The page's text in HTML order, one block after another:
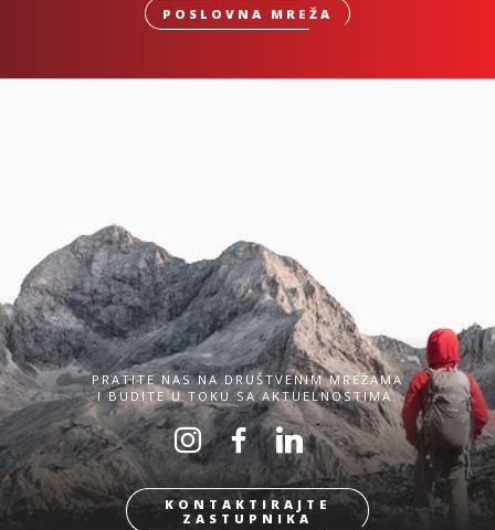
POSLOVNA MREŽA
PRATITE NAS NA DRUŠTVENIM MREŽAMA
I BUDITE U TOKU SA AKTUELNOSTIMA.
KONTAKTIRAJTE
ZASTUPNIKA